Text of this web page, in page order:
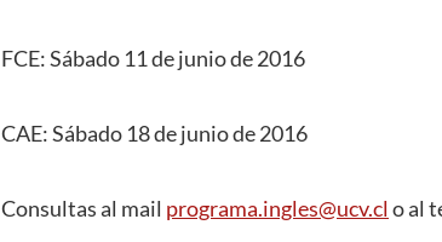
FCE: Sábado 11 de junio de 2016
CAE: Sábado 18 de junio de 2016
Consultas al mail programa.ingles@ucv.cl o al